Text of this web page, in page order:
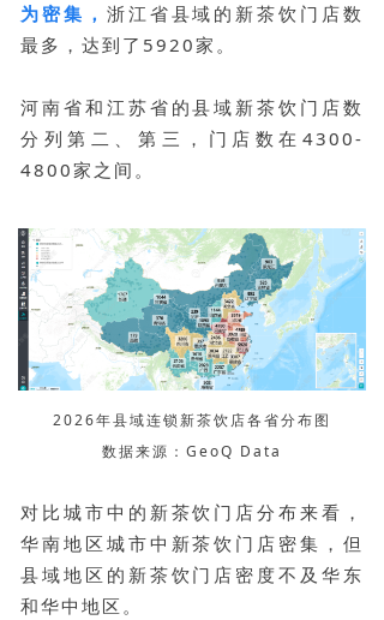
为密集， 浙江省县域的新茶饮门店数
最多，达到了5920家。
河南省和江苏省的县域新茶饮门店数
分列第二、第三，门店数在4300-
4800家之间。
2026年县域连锁新茶饮店各省分布图
数据来源：GeoQ Data
对比城市中的新茶饮门店分布来看，
华南地区城市中新茶饮门店密集，但
县域地区的新茶饮门店密度不及华东
和华中地区。